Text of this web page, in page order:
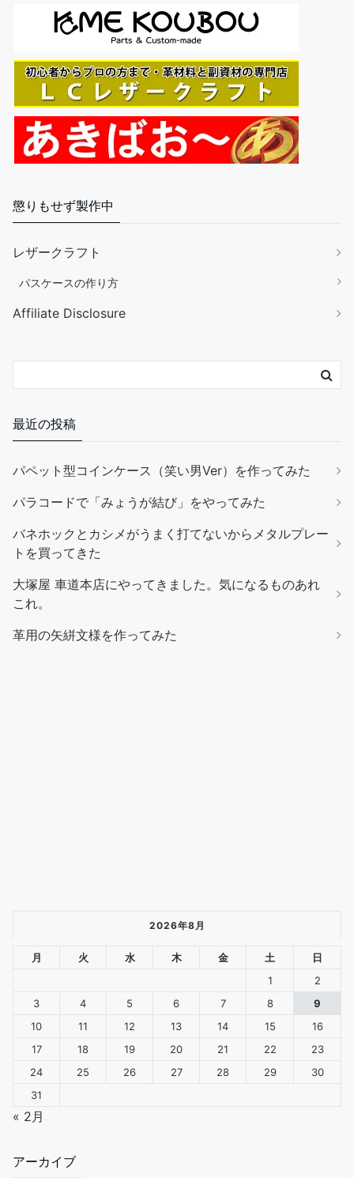
(2025年10月28日 11:55 GMT +09:00 時点 -
Amazon.co.jpで買う
誠和(Seiwa)トコノール レザークラフト用 革の床面・コバの仕上
剤 120g 無色 SWA31505
￥1,100 ￥627
トコノールは革の繊維の奥まで入り込み、毛羽立ち
を根本から長期に渡りおさえます。天然ワックスを配合し、革の
す。 内容量：120g 色：無色 成分：天然糊・天然ワックス・合成
GMT +09:00 時点 -詳細はこちら)
Amazon.co.jpで買う
サムコス レザークラフト 革工具セット 裁縫工具 皮革工具 針 手作
り 革用 レザー 紐 ワックス糸 手縫い 工具 DIY 縫製キット ザーツ
革の技術、なんだ！こうだったのか！！シリーズ 「穴あけ・ステ
(GRANDZEROブックス)
只今、カスタマーの評価を取得しています。
￥1,250 (2025年10月28日 11:55 GMT +09:00 時点 -
懲りもせず製作中
レザークラフト
パスケースの作り方
Affiliate Disclosure
最近の投稿
パペット型コインケース（笑い男Ver）を作ってみた
パラコードで「みょうが結び」をやってみた
バネホックとカシメがうまく打てないからメタルプレー
トを買ってきた
大塚屋 車道本店にやってきました。気になるものあれ
これ。
革用の矢絣文様を作ってみた
2026年8月
月 火 水 木 金 土
日
1
2
3
4 5 6 7 8
9
10
11 12 13 14 15
16
17
18 19 20 21 22
23
24
25 26 27 28 29
30
31
« 2月
アーカイブ